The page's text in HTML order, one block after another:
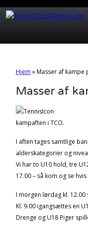
Hjem »Masser af kampe
Masser af
kampaften i TCO.
I aften tages samtlige
alderskategorier og
Vi har to U10 hold, tre
17.00 – så kom og se
I morgen lørdag kl. 12.00
Kl. 9.00 igangsættes en
Drenge og U18 Piger